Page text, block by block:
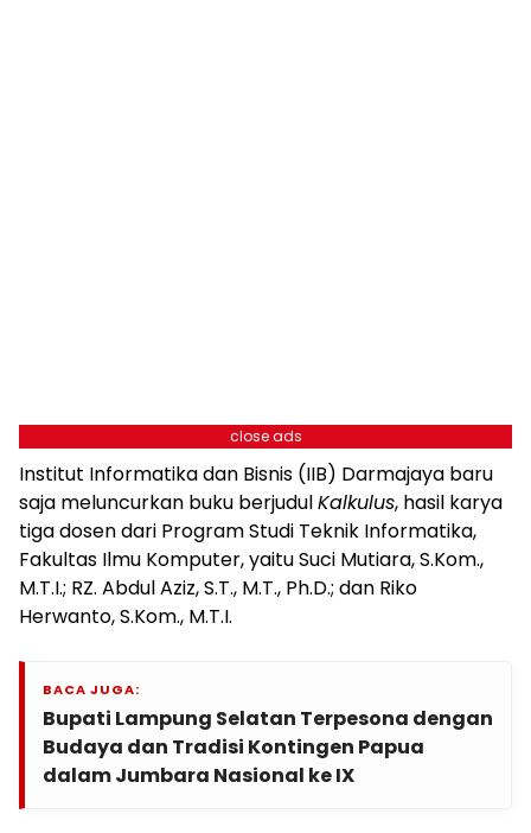
close ads
Institut Informatika dan Bisnis (IIB) Darmajaya baru
saja meluncurkan buku berjudulKalkulus, hasil karya
tiga dosen dari Program Studi Teknik Informatika,
Fakultas Ilmu Komputer, yaitu Suci Mutiara, S.Kom.,
M.T.I.; RZ. Abdul Aziz, S.T., M.T., Ph.D.; dan Riko
Herwanto, S.Kom., M.T.I.
BACA JUGA:
Bupati Lampung Selatan Terpesona dengan
Budaya dan Tradisi Kontingen Papua
dalam Jumbara Nasional ke IX